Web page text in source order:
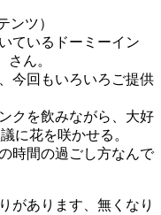
ンツ）
ているドーミーイン
さん。
今回もいろいろご提供
クを飲みながら、大好
に花を咲かせる。
時間の過ごし方なんで
があります、無くなり